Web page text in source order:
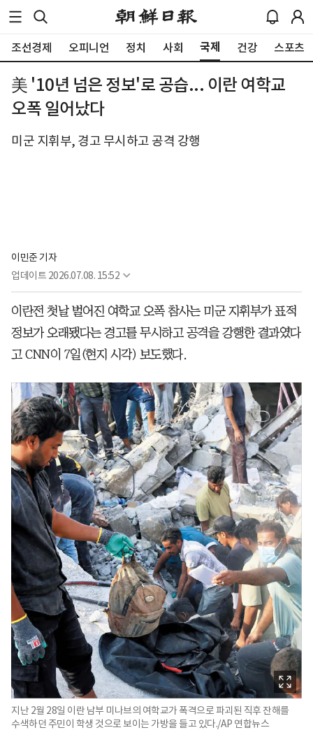
조선경제 오피니언 정치 사회 국제 건강 스포츠
美 '10년 넘은 정보'로 공습... 이란 여학교
오폭 일어났다
미군 지휘부, 경고 무시하고 공격 강행
이민준 기자
업데이트 2026.07.08. 15:52
이란전 첫날 벌어진 여학교 오폭 참사는 미군 지휘부가 표적
정보가 오래됐다는 경고를 무시하고 공격을 강행한 결과였다
고 CNN이 7일(현지 시각) 보도했다.
지난 2월 28일 이란 남부 미나브의 여학교가 폭격으로 파괴된 직후 잔해를
수색하던 주민이 학생 것으로 보이는 가방을 들고 있다./AP 연합뉴스